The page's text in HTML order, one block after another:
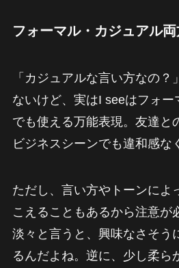
フォーマル・カジュアル
「カジュアルな言い方なの
ないけど、実はI seeはフォ
でも使える万能表現。友達と
ビジネスシーンでも違和感な
ただし、言い方やトーンによ
こえることもあるから注意が
淡々と言うと、興味なさそう
るんだよね。逆に、少し柔ら